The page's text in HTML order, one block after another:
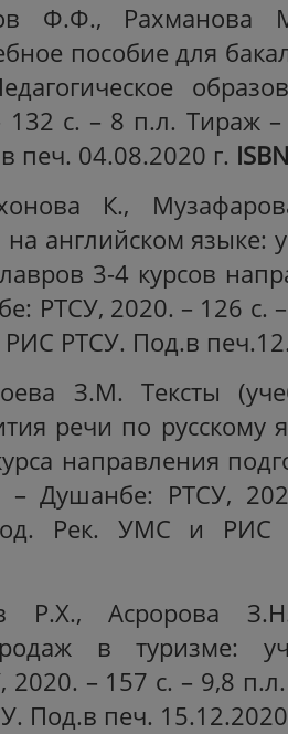
Ф.Ф., Рахманова
пособие для
с. – 8 п.л. Тираж
печ. 04.08.2020 г.
К.,
на английском языке:
3-4 курсов
РТСУ, 2020. – 126 с.
РТСУ. Под.в
З.М. Тексты
речи по русскому
направления
– Душанбе: РТСУ,
Рек. УМС и РИС
Р.Х., Асророва
в туризме:
– 157 с. – 9,8
Под.в печ.